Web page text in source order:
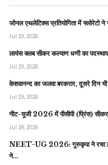
जोनल एथलेटिक्स प्रतियोगिता में फ्लोरेटो
Jul 19, 2026
लायंस क्लब सीकर कल्याण धणी का
Jul 19, 2026
केशवानन्द का जलवा बरकरार, दूसरे दिन भी
Jul 19, 2026
नीट-यूजी 2026 में पीसीपी (प्रिंस) सीकर
Jul 18, 2026
NEET-UG 2026: गुरुकृपा ने रचा
ने…